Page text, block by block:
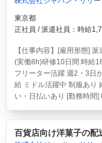
東京都
正社員 / 派遣社員：時給
【仕事内容】[雇用形態]
(実働8h)研修10日間:時給
フリーター活躍 週2・3日
給 ミドル活躍中 制服あり
い・日払いあり [勤務時間]
百貨店向け洋菓子の配